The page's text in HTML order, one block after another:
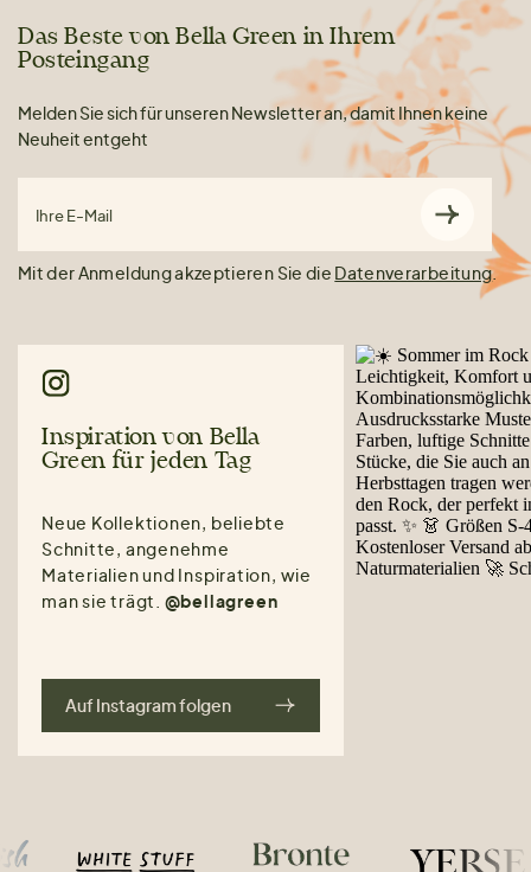
Das Beste von Bella Green in Ihrem
Posteingang
Melden Sie sich für unseren Newsletter an, damit Ihnen keine
Neuheit entgeht
Ihre E-Mail
Mit der Anmeldung akzeptieren Sie die Datenverarbeitung.
Inspiration von Bella
Green für jeden Tag
Neue Kollektionen, beliebte
Schnitte, angenehme
Materialien und Inspiration, wie
man sie trägt. @bellagreen
Auf Instagram folgen